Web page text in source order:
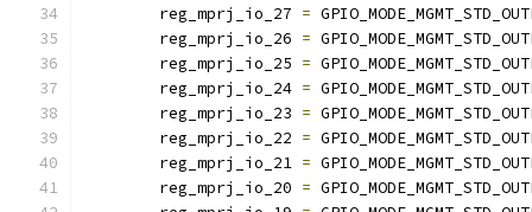
	reg_mprj_io_27
=
	reg_mprj_io_26
=
	reg_mprj_io_25
=
	reg_mprj_io_24
=
	reg_mprj_io_23
=
	reg_mprj_io_22
=
	reg_mprj_io_21
=
	reg_mprj_io_20
=